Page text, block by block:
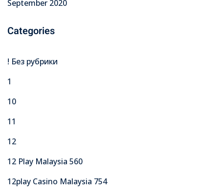
September 2020
Categories
! Без рубрики
1
10
11
12
12 Play Malaysia 560
12play Casino Malaysia 754